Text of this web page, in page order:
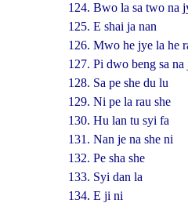
124. Bwo la sa two na
125. E shai ja nan
126. Mwo he jye la he
127. Pi dwo beng sa
128. Sa pe she du lu
129. Ni pe la rau she
130. Hu lan tu syi fa
131. Nan je na she ni
132. Pe sha she
133. Syi dan la
134. E ji ni